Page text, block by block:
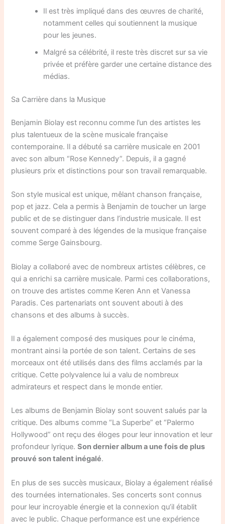
Il est très impliqué dans des œuvres de charité,
notamment celles qui soutiennent la musique
pour les jeunes.
Malgré sa célébrité, il reste très discret sur sa vie
privée et préfère garder une certaine distance des
médias.
Sa Carrière dans la Musique
Benjamin Biolay est reconnu comme l’un des artistes les
plus talentueux de la scène musicale française
contemporaine. Il a débuté sa carrière musicale en 2001
avec son album “Rose Kennedy”. Depuis, il a gagné
plusieurs prix et distinctions pour son travail remarquable.
Son style musical est unique, mêlant chanson française,
pop et jazz. Cela a permis à Benjamin de toucher un large
public et de se distinguer dans l’industrie musicale. Il est
souvent comparé à des légendes de la musique française
comme Serge Gainsbourg.
Biolay a collaboré avec de nombreux artistes célèbres, ce
qui a enrichi sa carrière musicale. Parmi ces collaborations,
on trouve des artistes comme Keren Ann et Vanessa
Paradis. Ces partenariats ont souvent abouti à des
chansons et des albums à succès.
Il a également composé des musiques pour le cinéma,
montrant ainsi la portée de son talent. Certains de ses
morceaux ont été utilisés dans des films acclamés par la
critique. Cette polyvalence lui a valu de nombreux
admirateurs et respect dans le monde entier.
Les albums de Benjamin Biolay sont souvent salués par la
critique. Des albums comme “La Superbe” et “Palermo
Hollywood” ont reçu des éloges pour leur innovation et leur
profondeur lyrique.Son dernier album a une fois de plus
prouvé son talent inégalé.
En plus de ses succès musicaux, Biolay a également réalisé
des tournées internationales. Ses concerts sont connus
pour leur incroyable énergie et la connexion qu’il établit
avec le public. Chaque performance est une expérience